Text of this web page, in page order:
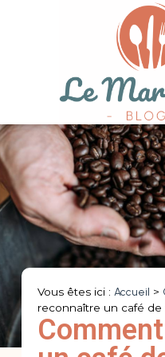
Vous êtes ici : Accueil >
reconnaître un café de